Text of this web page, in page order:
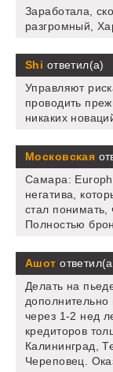
Заработала,
разгромный,
Shi ответил(а)
Управляют
проводить
никаких
Московская
Самара:
негатива,
стал понимать,
Полностью
Ашот
Делать на
дополнительно
через 1-2 нед
кредиторов
Калининград,
Череповец.